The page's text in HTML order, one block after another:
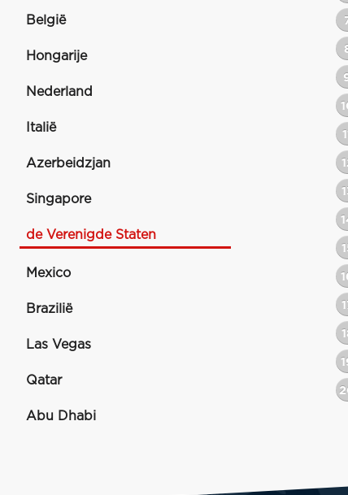
België
Hongarije
Nederland
Italië
Azerbeidzjan
Singapore
de Verenigde Staten
Mexico
Brazilië
Las Vegas
Qatar
Abu Dhabi